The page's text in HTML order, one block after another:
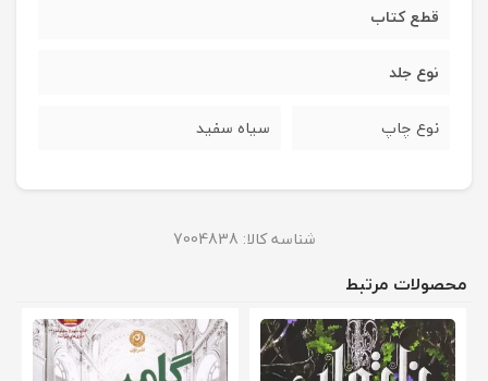
قطع کتاب
نوع جلد
نوع چاپ سیاه سفید
شناسه کالا: 7004838
محصولات مرتبط